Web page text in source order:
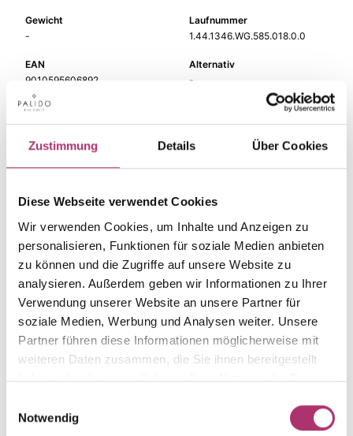
Zustimmung Details Über Cookies
Diese Webseite verwendet Cookies
Wir verwenden Cookies, um Inhalte und Anzeigen zu
personalisieren, Funktionen für soziale Medien anbieten
zu können und die Zugriffe auf unsere Website zu
analysieren. Außerdem geben wir Informationen zu Ihrer
Verwendung unserer Website an unsere Partner für
soziale Medien, Werbung und Analysen weiter. Unsere
Partner führen diese Informationen möglicherweise mit
weiteren Daten zusammen, die Sie ihnen bereitgestellt
haben oder die sie im Rahmen Ihrer Nutzung der Dienste
Notwendig
Gewicht
-
Laufnummer
1.44.1346.WG.585.018.0.0
EAN
9010595606892
Alternativ
-
Feingehalt
585
Weißgold
Steinfarbe
weiß
Steinart
Diamant
Stein
Größe
Die passenden Stücke
aus der Kollektion.